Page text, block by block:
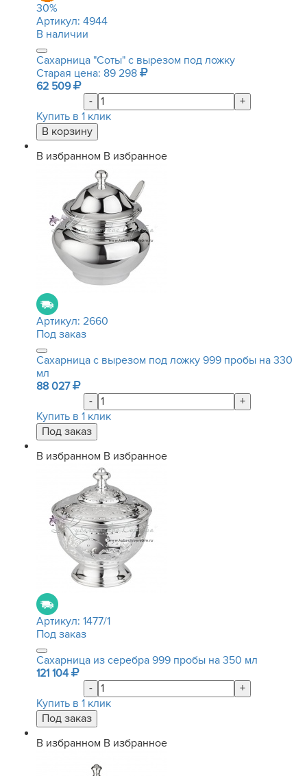
30%
Артикул: 4944
В наличии
Сахарница "Соты" с вырезом под ложку
Старая цена: 89 298
62 509
-
+
Купить в 1 клик
В избранном В избранное
Артикул: 2660
Под заказ
Сахарница с вырезом под ложку 999 пробы на 330
мл
88 027
-
+
Купить в 1 клик
В избранном В избранное
Артикул: 1477/1
Под заказ
Сахарница из серебра 999 пробы на 350 мл
121 104
-
+
Купить в 1 клик
В избранном В избранное